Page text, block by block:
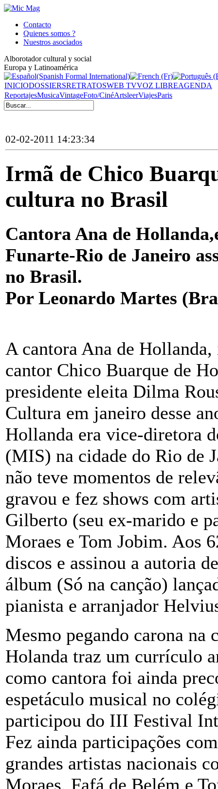
Contacto
Quienes somos ?
Nuestros asociados
Alborotador cultural y social
Europa y Latinoamérica
INICIODOSSIERSRETRATOSWEB TVVOZ LIBREAGENDA
ReportajesMusicaVintageFoto/CinéArtsleerViajesParis
02-02-2011 14:23:34
Irmã de Chico
cultura no Brasil
Cantora Ana de
Funarte-Rio de Janeiro
no Brasil.
Por Leonardo Martes
A cantora Ana de
cantor Chico Buarque de
presidente eleita Dilma
Cultura em janeiro desse
Hollanda era vice-diretora
(MIS) na cidade do Rio de
não teve momentos de
gravou e fez shows com
Gilberto (seu ex-marido e
Moraes e Tom Jobim. Aos
discos e assinou a autoria
álbum (Só na canção)
pianista e arranjador
Mesmo pegando carona
Holanda traz um currículo
como cantora foi ainda
espetáculo musical no
participou do III Festival
Fez ainda participações
grandes artistas nacionais
Moraes, Fafá de Belém e